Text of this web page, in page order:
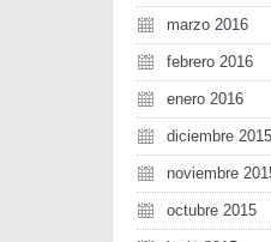
marzo 2016
febrero 2016
enero 2016
diciembre 2015
noviembre
octubre 2015